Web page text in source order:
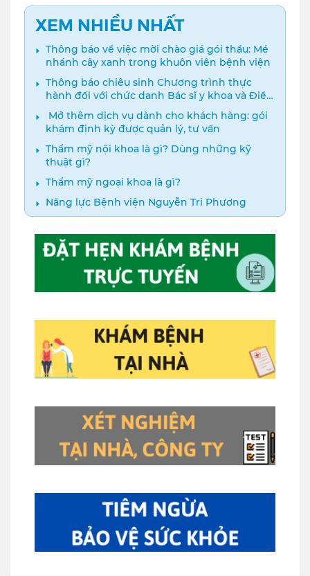
XEM NHIỀU NHẤT
Thông báo về việc mời chào giá gói thầu: Mé
nhánh cây xanh trong khuôn viên bệnh viện
Thông báo chiêu sinh Chương trình thực
hành đối với chức danh Bác sĩ y khoa và Điều
dưỡng năm 2024
️ Mở thêm dịch vụ dành cho khách hàng: gói
khám định kỳ được quản lý, tư vấn
Thẩm mỹ nội khoa là gì? Dùng những kỹ
thuật gì?
Thẩm mỹ ngoại khoa là gì?
Năng lực Bệnh viện Nguyễn Tri Phương